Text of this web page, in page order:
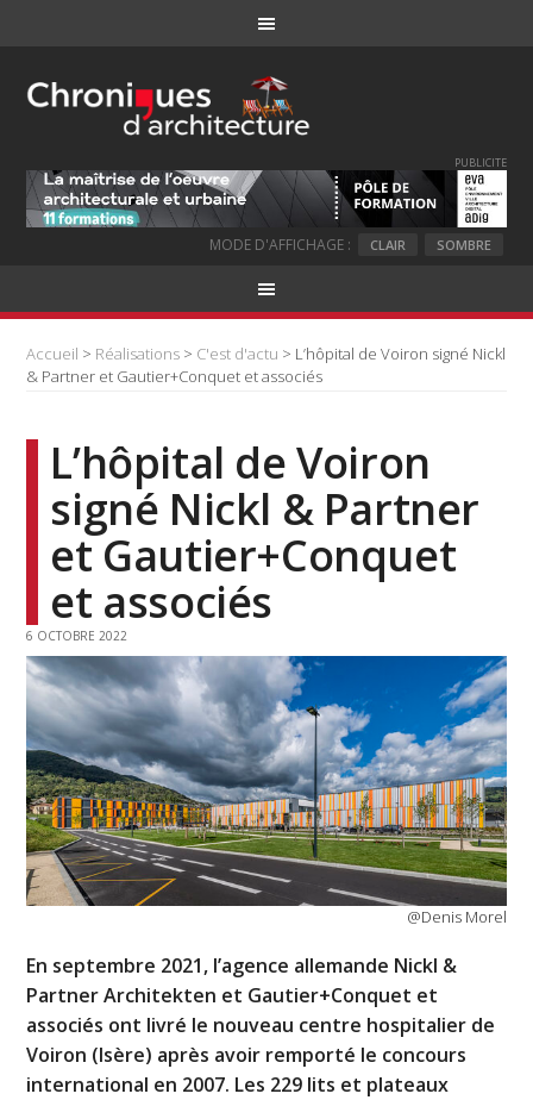
PUBLICITE
MODE D'AFFICHAGE : CLAIR SOMBRE
Accueil > Réalisations > C'est d'actu > L’hôpital de Voiron signé Nickl
& Partner et Gautier+Conquet et associés
L’hôpital de Voiron
signé Nickl & Partner
et Gautier+Conquet
et associés
6 OCTOBRE 2022
@Denis Morel
En septembre 2021, l’agence allemande Nickl &
Partner Architekten et Gautier+Conquet et
associés ont livré le nouveau centre hospitalier de
Voiron (Isère) après avoir remporté le concours
international en 2007. Les 229 lits et plateaux